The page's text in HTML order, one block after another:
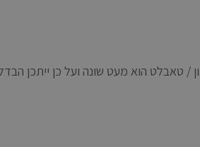
הוא מעט שונה ועל כן ייתכן הבדל